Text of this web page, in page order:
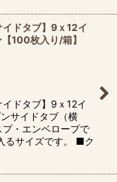
ドタブ】9ｘ12イ
100枚入り/箱】
ドタブ】9ｘ12イ
サイドタブ（横
・エンベロープで
るサイズです。 ■ク